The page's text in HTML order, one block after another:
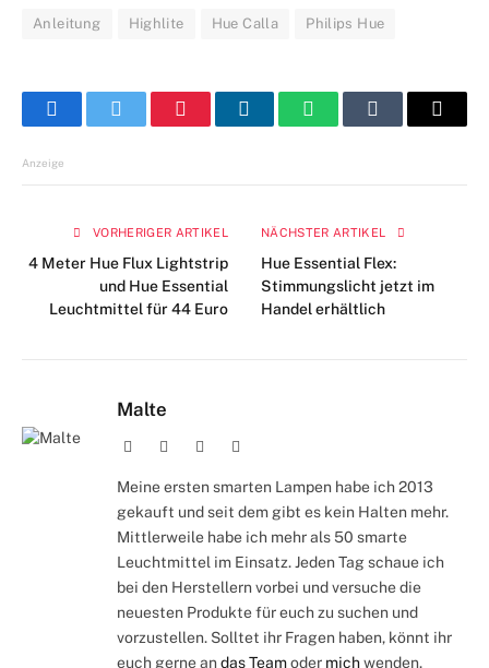
Anleitung Highlite Hue Calla Philips Hue
FacebookTwitter PinterestLinkedInWhatsAppTumblr E-
Anzeige
VORHERIGER ARTIKEL
4 Meter Hue Flux Lightstrip
und Hue Essential
Leuchtmittel für 44 Euro
NÄCHSTER ARTIKEL
Hue Essential Flex:
Stimmungslicht jetzt im
Handel erhältlich
Malte
WebseiteFacebook
Meine ersten smarten Lampen habe ich 2013
gekauft und seit dem gibt es kein Halten mehr.
Mittlerweile habe ich mehr als 50 smarte
Leuchtmittel im Einsatz. Jeden Tag schaue ich
bei den Herstellern vorbei und versuche die
neuesten Produkte für euch zu suchen und
vorzustellen. Solltet ihr Fragen haben, könnt ihr
euch gerne andas Teamoder michwenden.